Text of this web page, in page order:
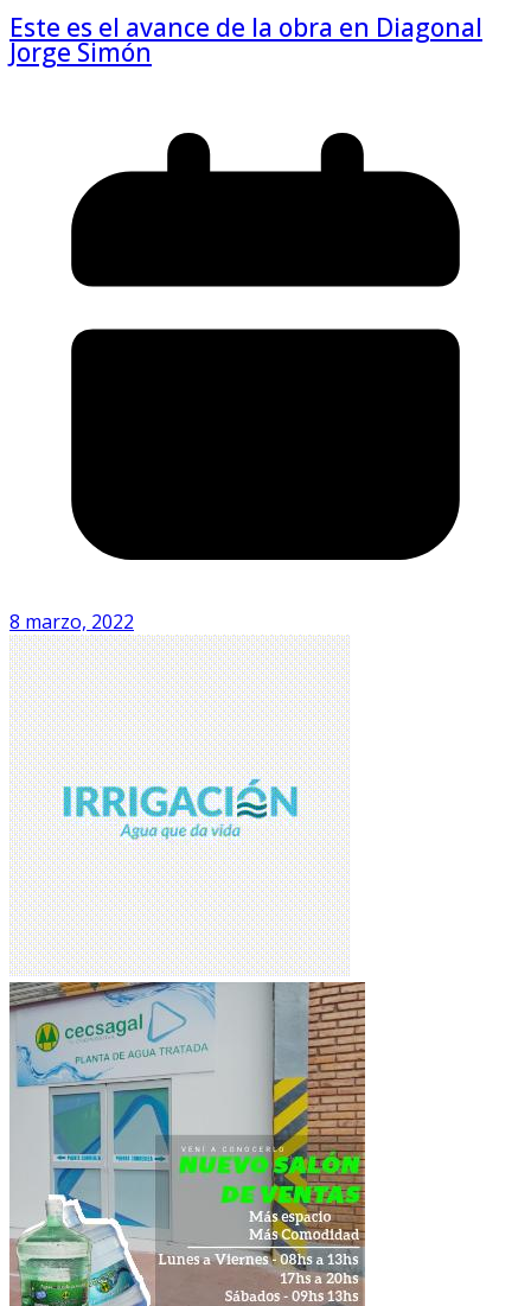
Este es el avance de la obra en Diagonal
Jorge Simón
8 marzo, 2022